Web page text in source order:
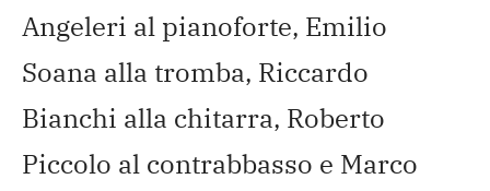
Angeleri al pianoforte, Emilio
Soana alla tromba, Riccardo
Bianchi alla chitarra, Roberto
Piccolo al contrabbasso e Marco